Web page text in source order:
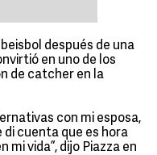
después de una
en uno de los
de catcher en la
con mi esposa,
cuenta que es hora
mi vida”, dijo Piazza en